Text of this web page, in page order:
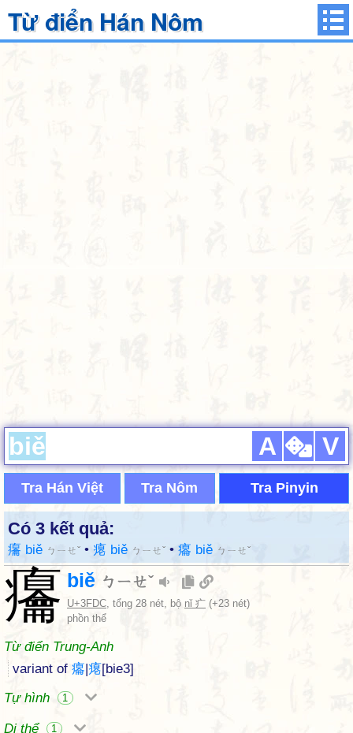
Từ điển Hán Nôm
A V
Tra Hán Việt Tra Nôm Tra Pinyin
Có 3 kết quả:
㿜 biě ㄅㄧㄝˇ • 瘪 biě ㄅㄧㄝˇ • 癟 biě ㄅㄧㄝˇ
㿜 biě ㄅㄧㄝˇ
U+3FDC, tổng 28 nét, bộ nǐ 疒 (+23 nét)
phồn thể
Từ điển Trung-Anh
variant of 癟|瘪[bie3]
Tự hình
1
Dị thể 1